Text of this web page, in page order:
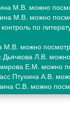
М.В. можно
М.В. можно
по
М.В. можно
Л.В.
Е.М. можно
Птухина А.В.
С.В. можно